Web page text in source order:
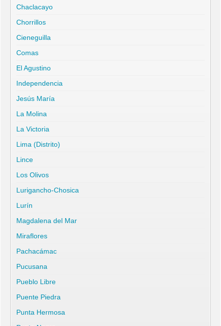
Chaclacayo
Chorrillos
Cieneguilla
Comas
El Agustino
Independencia
Jesús María
La Molina
La Victoria
Lima (Distrito)
Lince
Los Olivos
Lurigancho-Chosica
Lurín
Magdalena del Mar
Miraflores
Pachacámac
Pucusana
Pueblo Libre
Puente Piedra
Punta Hermosa